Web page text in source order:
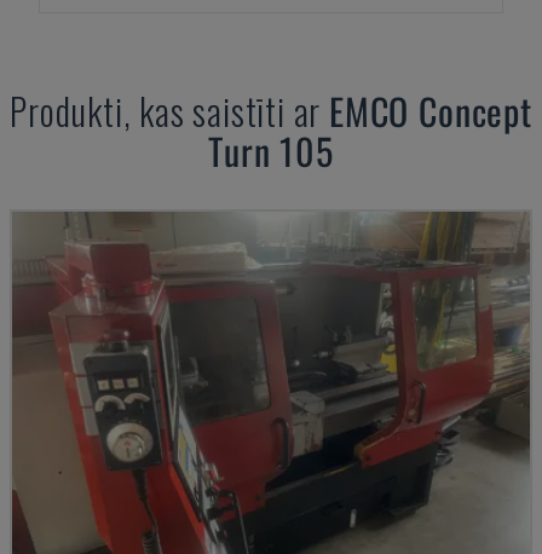
Produkti, kas saistīti ar EMCO Concept
Turn 105